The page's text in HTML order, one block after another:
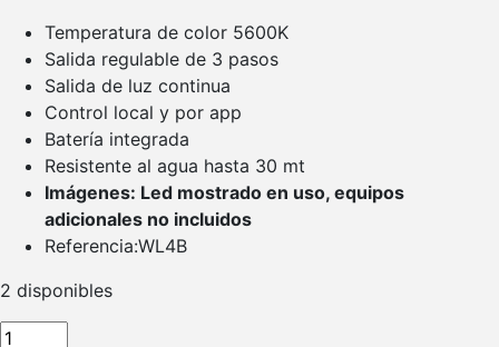
Temperatura de color 5600K
Salida regulable de 3 pasos
Salida de luz continua
Control local y por app
Batería integrada
Resistente al agua hasta 30 mt
Imágenes: Led mostrado en uso, equipos
adicionales no incluidos
Referencia:WL4B
2 disponibles
LUZ